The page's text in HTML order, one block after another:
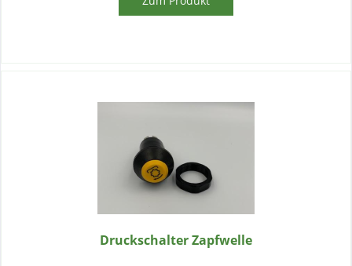
Druckschalter Zapfwelle